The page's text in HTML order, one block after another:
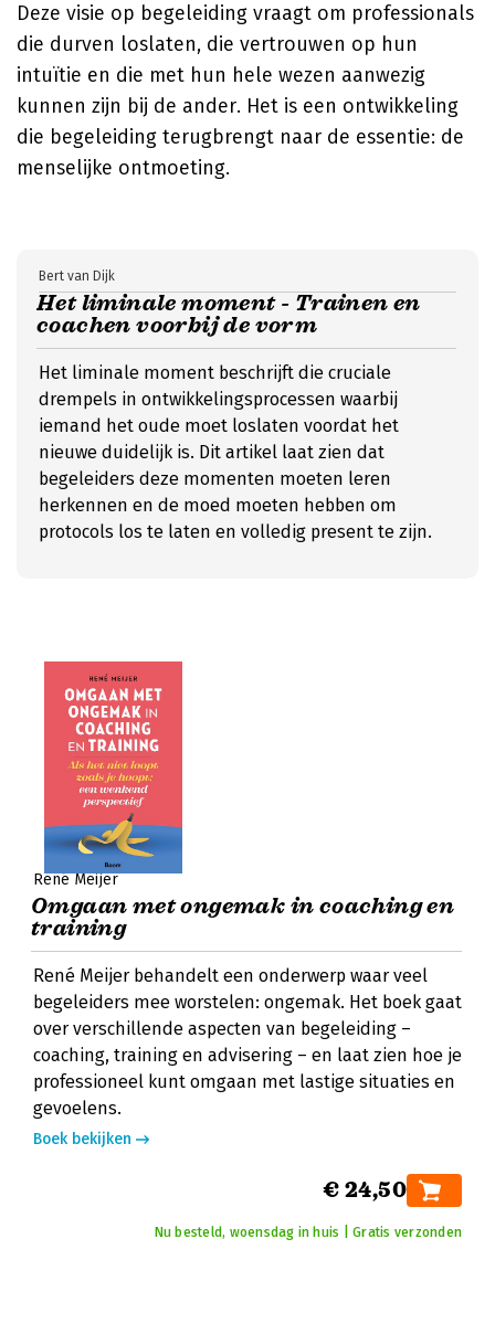
Deze visie op begeleiding vraagt om professionals
die durven loslaten, die vertrouwen op hun
intuïtie en die met hun hele wezen aanwezig
kunnen zijn bij de ander. Het is een ontwikkeling
die begeleiding terugbrengt naar de essentie: de
menselijke ontmoeting.
Het liminale moment - Trainen en
coachen voorbij de vorm
Bert van Dijk
Het liminale moment beschrijft die cruciale
drempels in ontwikkelingsprocessen waarbij
iemand het oude moet loslaten voordat het
nieuwe duidelijk is. Dit artikel laat zien dat
begeleiders deze momenten moeten leren
herkennen en de moed moeten hebben om
protocols los te laten en volledig present te zijn.
René Meijer
Omgaan met ongemak in coaching en
training
René Meijer behandelt een onderwerp waar veel
begeleiders mee worstelen: ongemak. Het boek gaat
over verschillende aspecten van begeleiding –
coaching, training en advisering – en laat zien hoe je
professioneel kunt omgaan met lastige situaties en
gevoelens.
Boek bekijken
€ 24,50
Nu besteld, woensdag in huis | Gratis verzonden